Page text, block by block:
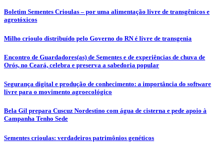
Boletim Sementes Crioulas – por uma alimentação livre de transgênicos e
agrotóxicos
Milho crioulo distribuído pelo Governo do RN é livre de transgenia
Encontro de Guardadores(as) de Sementes e de experiências de chuva de
Orós, no Ceará, celebra e preserva a sabedoria popular
Segurança digital e produção de conhecimento: a importância do software
livre para o movimento agroecológico
Bela Gil prepara Cuscuz Nordestino com água de cisterna e pede apoio à
Campanha Tenho Sede
Sementes crioulas: verdadeiros patrimônios genéticos